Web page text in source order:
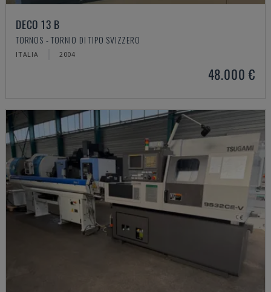
DECO 13 B
TORNOS - TORNIO DI TIPO SVIZZERO
ITALIA 2004
48.000 €